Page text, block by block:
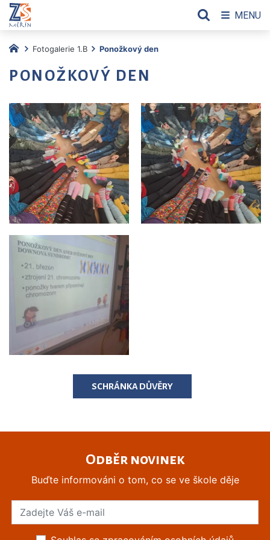
SCHRÁNKA DŮVĚRY
Fotogalerie 1.B Ponožkový den
PONOŽKOVÝ DEN
Odběr novinek
Buďte informováni o tom, co se ve škole děje
MENU